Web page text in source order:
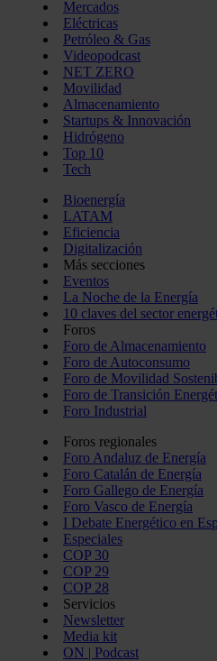
Mercados
Eléctricas
Petróleo & Gas
Videopodcast
NET ZERO
Movilidad
Almacenamiento
Startups & Innovación
Hidrógeno
Top 10
Tech
Bioenergía
LATAM
Eficiencia
Digitalización
Más secciones
Eventos
La Noche de la Energía
10 claves del sector
Foros
Foro de Almacenamiento
Foro de Autoconsumo
Foro de Movilidad
Foro de Transición
Foro Industrial
Foros regionales
Foro Andaluz de Energía
Foro Catalán de Energía
Foro Gallego de Energía
Foro Vasco de Energía
I Debate Energético en
Especiales
COP 30
COP 29
COP 28
Servicios
Newsletter
Media kit
ON | Podcast